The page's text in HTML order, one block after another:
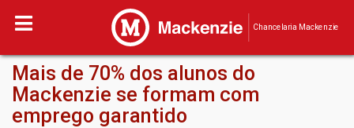
Chancelaria Mackenzie
Mais de 70% dos alunos do
Mackenzie se formam com
emprego garantido